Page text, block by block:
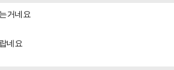
거네요
네요